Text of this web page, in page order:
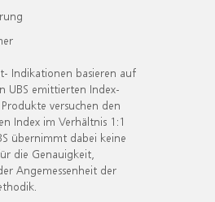
Indikationen basieren auf
UBS emittierten Index-
versuchen den
Index im Verhältnis 1:1
übernimmt dabei keine
die Genauigkeit,
Angemessenheit der